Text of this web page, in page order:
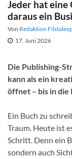
Jeder hat eine
daraus ein
Von Redaktion
17. Juni 2026
Die Publishing-
kann als ein
öffnet – bis in die
Ein Buch zu
Traum. Heute ist
Schritt. Denn ein
sondern auch